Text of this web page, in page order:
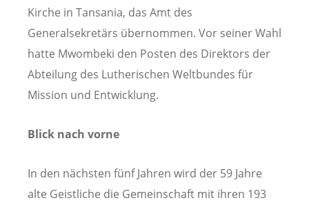
Kirche in Tansania, das Amt des
Generalsekretärs übernommen. Vor seiner Wahl
hatte Mwombeki den Posten des Direktors der
Abteilung des Lutherischen Weltbundes für
Mission und Entwicklung.
Blick nach vorne
In den nächsten fünf Jahren wird der 59 Jahre
alte Geistliche die Gemeinschaft mit ihren 193